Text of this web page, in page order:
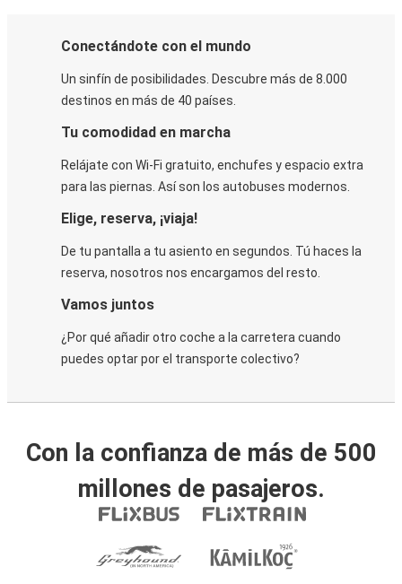
Conectándote con el mundo
Un sinfín de posibilidades. Descubre más de 8.000
destinos en más de 40 países.
Tu comodidad en marcha
Relájate con Wi-Fi gratuito, enchufes y espacio extra
para las piernas. Así son los autobuses modernos.
Elige, reserva, ¡viaja!
De tu pantalla a tu asiento en segundos. Tú haces la
reserva, nosotros nos encargamos del resto.
Vamos juntos
¿Por qué añadir otro coche a la carretera cuando
puedes optar por el transporte colectivo?
Con la confianza de más de 500
millones de pasajeros.